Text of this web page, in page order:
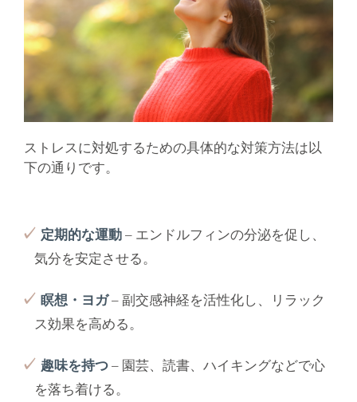
ストレスに対処するための具体的な対策方法は以
下の通りです。
定期的な運動– エンドルフィンの分泌を促し、
気分を安定させる。
瞑想・ヨガ– 副交感神経を活性化し、リラック
ス効果を高める。
趣味を持つ– 園芸、読書、ハイキングなどで心
を落ち着ける。